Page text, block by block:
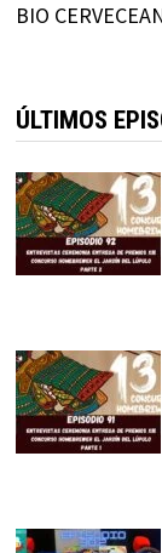
BIO
ÚLTIMOS